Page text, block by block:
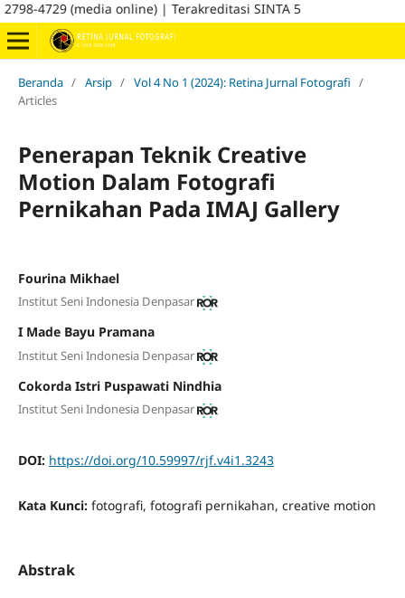
(media online) | Terakreditasi SINTA 5
Beranda / Arsip / Vol 4 No 1 (2024): Retina Jurnal Fotografi /
Articles
Penerapan Teknik Creative
Motion Dalam Fotografi
Pernikahan Pada IMAJ Gallery
Fourina Mikhael
Institut Seni Indonesia Denpasar
I Made Bayu Pramana
Institut Seni Indonesia Denpasar
Cokorda Istri Puspawati Nindhia
Institut Seni Indonesia Denpasar
DOI: https://doi.org/10.59997/rjf.v4i1.3243
Kata Kunci: fotografi, fotografi pernikahan, creative motion
Abstrak